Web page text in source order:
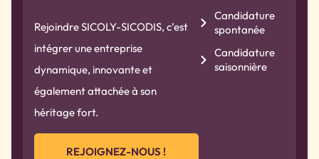
Rejoindre SICOLY-SICODIS, c’est
intégrer une entreprise
dynamique, innovante et
également attachée à son
héritage fort.
REJOIGNEZ-NOUS !
Candidature
spontanée
Candidature
saisonnière